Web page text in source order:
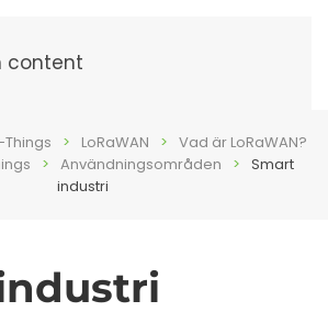
content
LoRaWAN
Vad är LoRaWAN?
Användningsområden
Smart
industri